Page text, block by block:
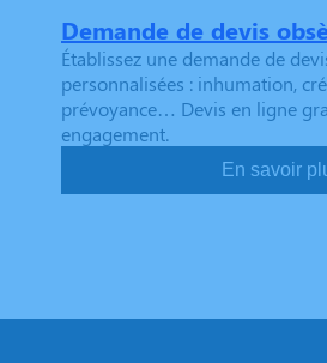
Demande de devis
Établissez une demande de
personnalisées : inhumation,
prévoyance… Devis en ligne
engagement.
En savoir